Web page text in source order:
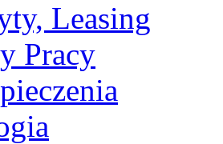
Leasing
Pracy